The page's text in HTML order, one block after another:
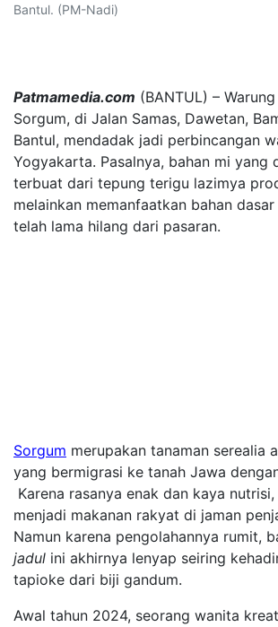
Bantul. (PM-Nadi)
Patmamedia.com (BANTUL) –
Sorgum, di Jalan Samas, Dawetan,
Bantul, mendadak jadi perbincangan
Yogyakarta. Pasalnya, bahan mi yang
terbuat dari tepung terigu lazimya
melainkan memanfaatkan bahan dasar
telah lama hilang dari pasaran.
Sorgum merupakan tanaman serealia
yang bermigrasi ke tanah Jawa
Karena rasanya enak dan kaya
menjadi makanan rakyat di jaman
Namun karena pengolahannya rumit,
jadul ini akhirnya lenyap seiring
tapioke dari biji gandum.
Awal tahun 2024, seorang wanita